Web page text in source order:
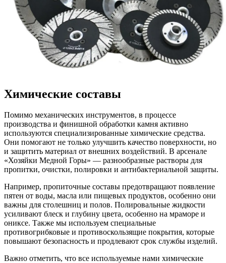
Химические составы
Помимо механических инструментов, в процессе
производства и финишной обработки камня активно
используются специализированные химические средства.
Они помогают не только улучшить качество поверхности, но
и защитить материал от внешних воздействий. В арсенале
«Хозяйки Медной Горы» — разнообразные растворы для
пропитки, очистки, полировки и антибактериальной защиты.
Например, пропиточные составы предотвращают появление
пятен от воды, масла или пищевых продуктов, особенно они
важны для столешниц и полов. Полировальные жидкости
усиливают блеск и глубину цвета, особенно на мраморе и
ониксе. Также мы используем специальные
противогрибковые и противоскользящие покрытия, которые
повышают безопасность и продлевают срок службы изделий.
Важно отметить, что все используемые нами химические